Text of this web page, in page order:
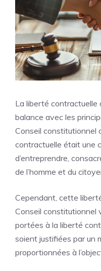
La liberté contractuelle
balance avec les
Conseil constitutionnel
contractuelle était une
d’entreprendre,
de l’homme et du
Cependant, cette
Conseil constitutionnel
portées à la liberté
soient justifiées par un
proportionnées à